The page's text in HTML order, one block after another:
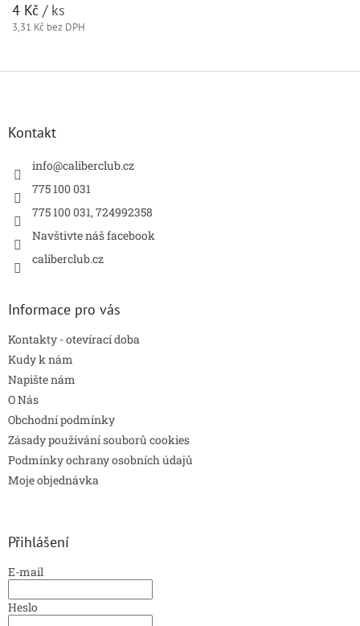
4 Kč / ks
3,31 Kč bez DPH
Kontakt
info@caliberclub.cz
775 100 031
775 100 031, 724992358
Navštivte náš facebook
caliberclub.cz
Informace pro vás
Kontakty - otevírací doba
Kudy k nám
Napište nám
O Nás
Obchodní podmínky
Zásady používání souborů cookies
Podmínky ochrany osobních údajů
Moje objednávka
Přihlášení
E-mail
Heslo